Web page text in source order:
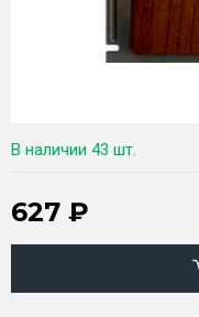
В наличии 43 шт.
627 ₽